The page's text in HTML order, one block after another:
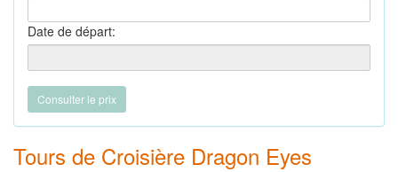
Date de départ:
Tours de Croisière Dragon Eyes